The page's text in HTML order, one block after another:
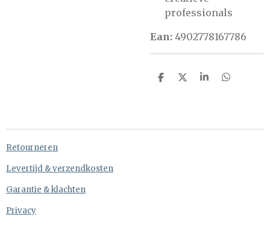
professionals
Ean: 4902778167786
D
D
S
D
Retourneren
Levertijd & verzendkosten
Garantie & klachten
Privacy